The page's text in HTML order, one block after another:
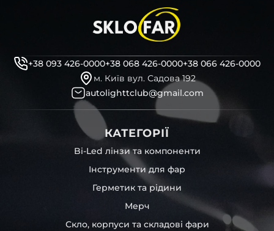
+38 093 426-0000+38 068 426-0000+38 066 426-0000
м. Київ вул. Садова 192
autolighttclub@gmail.com
КАТЕГОРІЇ
Bi-Led лінзи та компоненти
Інструменти для фар
Герметик та рідини
Мерч
Скло, корпуси та складові фари